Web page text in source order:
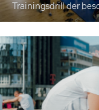
Trainingsdrill der